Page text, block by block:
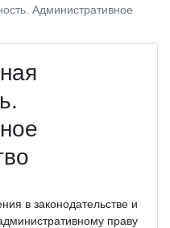
Административное
в законодательстве и
праву